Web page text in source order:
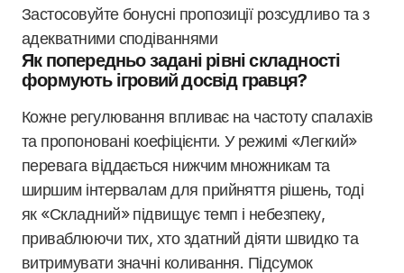
Застосовуйте бонусні пропозиції розсудливо та з
адекватними сподіваннями
Як попередньо задані рівні складності
формують ігровий досвід гравця?
Кожне регулювання впливає на частоту спалахів
та пропоновані коефіцієнти. У режимі «Легкий»
перевага віддається нижчим множникам та
ширшим інтервалам для прийняття рішень, тоді
як «Складний» підвищує темп і небезпеку,
приваблюючи тих, хто здатний діяти швидко та
витримувати значні коливання. Підсумок